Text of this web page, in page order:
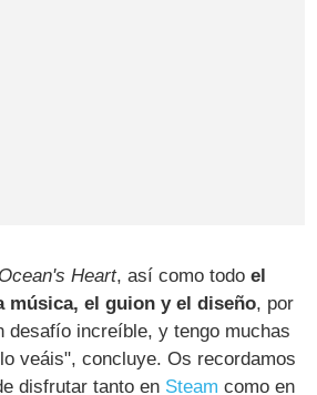
Ocean's Heart, así como todoel
música, el guion y el diseño, por
desafío increíble, y tengo muchas
veáis", concluye. Os recordamos
disfrutar tanto en Steam como en